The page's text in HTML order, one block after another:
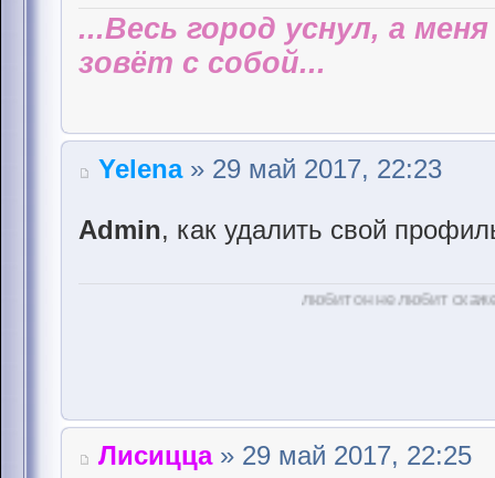
...Весь город уснул, а
зовёт с собой...
Yelena» 29 май 2017, 22:23
Admin, как удалить свой
любит он не любит скажет
Лисицца» 29 май 2017, 22:25